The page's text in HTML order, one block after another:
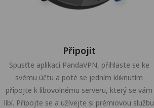
Připojit
Spusťte aplikaci PandaVPN, přihlaste se ke
svému účtu a poté se jedním kliknutím
připojte k libovolnému serveru, který se vám
líbí. Připojte se a užívejte si prémiovou službu